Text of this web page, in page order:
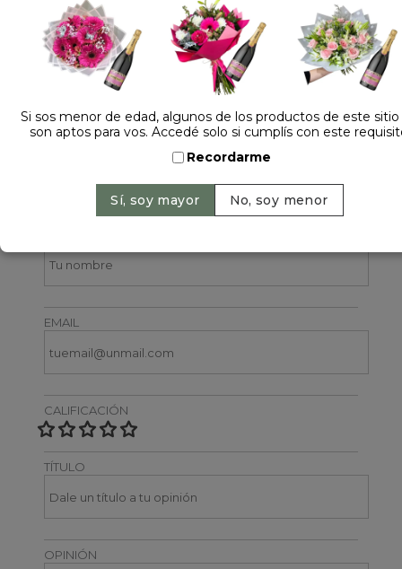
1 opinión +
Dejá tu opinión
EMAIL
CALIFICACIÓN
TÍTULO
OPINIÓN
Si sos menor de edad, algunos de los productos de este
son aptos para vos. Accedé solo si cumplís con este
Recordarme